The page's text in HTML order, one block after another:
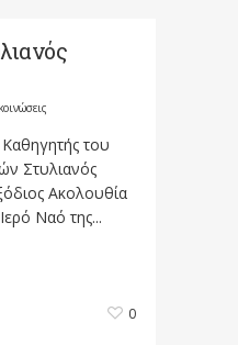
του
Στυλιανός
Ακολουθία
Ναό της...
0